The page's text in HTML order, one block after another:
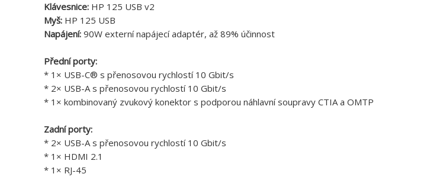
Klávesnice: HP 125 USB v2
Myš: HP 125 USB
Napájení: 90W externí napájecí adaptér, až 89% účinnost
Přední porty:
* 1× USB-C® s přenosovou rychlostí 10 Gbit/s
* 2× USB-A s přenosovou rychlostí 10 Gbit/s
* 1× kombinovaný zvukový konektor s podporou náhlavní soupravy CTIA a OMTP
Zadní porty:
* 2× USB-A s přenosovou rychlostí 10 Gbit/s
* 1× HDMI 2.1
* 1× RJ-45